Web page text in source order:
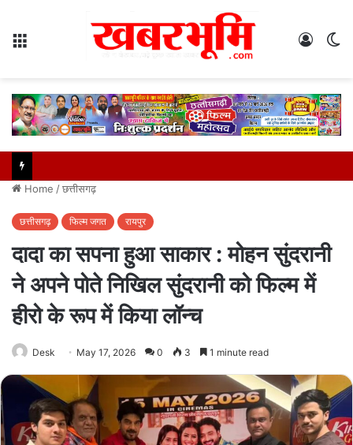
Log
Home /छत्तीसगढ़
छत्तीसगढ़ फिल्म जगत रायपुर
दादा का सपना हुआ साकार : मोहन सुंदरानी
ने अपने पोते निखिल सुंदरानी को फिल्म में
हीरो के रूप में किया लॉन्च
Desk May 17, 2026 0 3 1 minute read